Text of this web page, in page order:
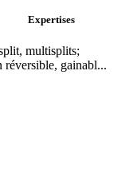
Expertises
multisplits;
réversible, gainabl...